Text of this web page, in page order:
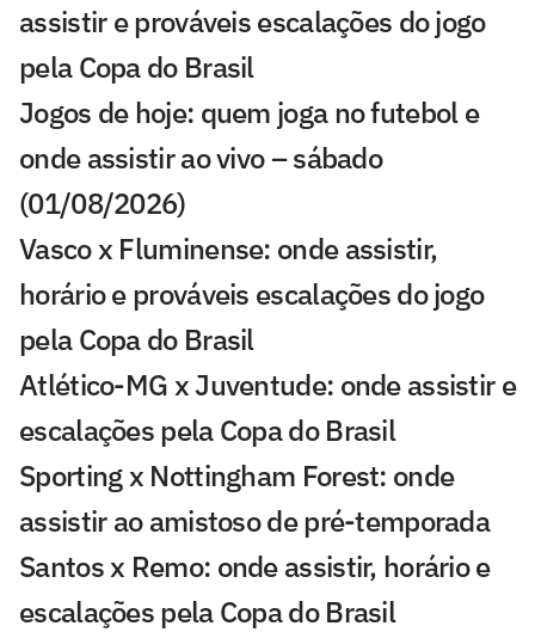
assistir e prováveis escalações do jogo
pela Copa do Brasil
Jogos de hoje: quem joga no futebol e
onde assistir ao vivo – sábado
(01/08/2026)
Vasco x Fluminense: onde assistir,
horário e prováveis escalações do jogo
pela Copa do Brasil
Atlético-MG x Juventude: onde assistir e
escalações pela Copa do Brasil
Sporting x Nottingham Forest: onde
assistir ao amistoso de pré-temporada
Santos x Remo: onde assistir, horário e
escalações pela Copa do Brasil